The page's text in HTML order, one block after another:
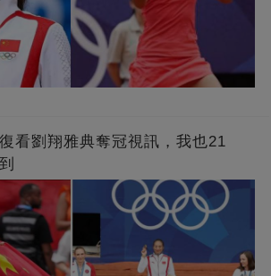
看劉翔雅典奪冠視訊，我也21